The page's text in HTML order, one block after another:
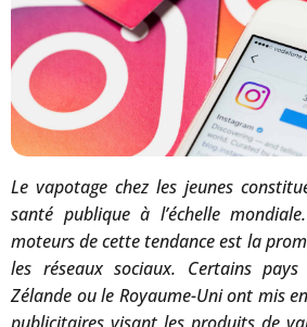
Le vapotage chez les jeunes
santé publique à l’échelle
moteurs de cette tendance est la
les réseaux sociaux. Certains
Zélande ou le Royaume-Uni ont mis